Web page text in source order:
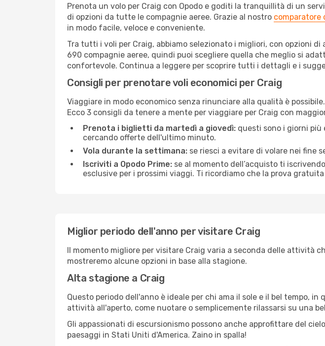
Prenota un volo per Craig con Opodo e goditi la tranquillità di un
di opzioni da tutte le compagnie aeree. Grazie al nostro comparatore
in modo facile, veloce e conveniente.
Tra tutti i voli per Craig, abbiamo selezionato i migliori, con opzioni
690 compagnie aeree, quindi puoi scegliere quella che meglio si
confortevole. Continua a leggere per scoprire tutti i dettagli e i
Consigli per prenotare voli economici per Craig
Viaggiare in modo economico senza rinunciare alla qualità è
Ecco 3 consigli da tenere a mente per viaggiare per Craig con
Prenota i biglietti da martedì a giovedì: questi sono i giorni
cercando offerte dell'ultimo minuto.
Vola durante la settimana: se riesci a evitare di volare nei fine
Iscriviti a Opodo Prime: se al momento dell’acquisto ti
esclusive per i prossimi viaggi. Ti ricordiamo che la prova gratuita
Miglior periodo dell'anno per visitare Craig
Il momento migliore per visitare Craig varia a seconda delle attività
mostreremo alcune opzioni in base alla stagione.
Alta stagione a Craig
Questo periodo dell'anno è ideale per chi ama il sole e il bel tempo,
attività all'aperto, come nuotare o semplicemente rilassarsi su una
Gli appassionati di escursionismo possono anche approfittare del
paesaggi in Stati Uniti d'America. Zaino in spalla!